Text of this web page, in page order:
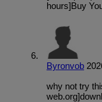
hours]Buy
Byronvob
why not try